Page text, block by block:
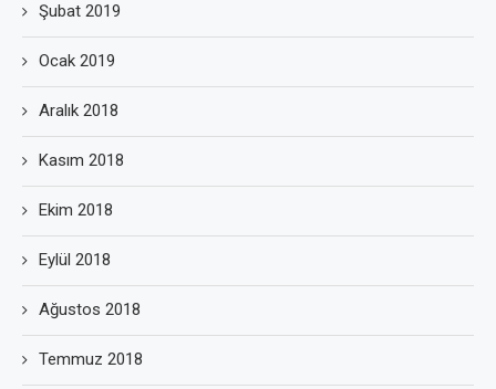
Şubat 2019
Ocak 2019
Aralık 2018
Kasım 2018
Ekim 2018
Eylül 2018
Ağustos 2018
Temmuz 2018